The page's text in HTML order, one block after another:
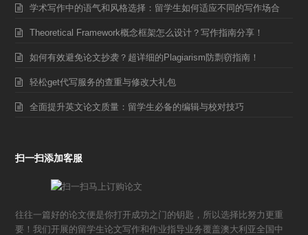
学术写作中的语气和风格选择：留学生如何适应不同的写作场合
Theoretical Framework概念框架怎么设计？写作指南分享！
如何有效避免论文抄袭？超详细的Plagiarism防剽窃指南！
轻松get代写服务的查重与修改大礼包
全面提升英文论文质量：留学生必备的编辑与校对技巧
扫一扫添加客服
往往一篇好的论文便是你打开成功之门的钥匙，所以选择比努力更重
要！我们开展的留学生论文写作和作业指导业务覆盖澳大利亚全国中